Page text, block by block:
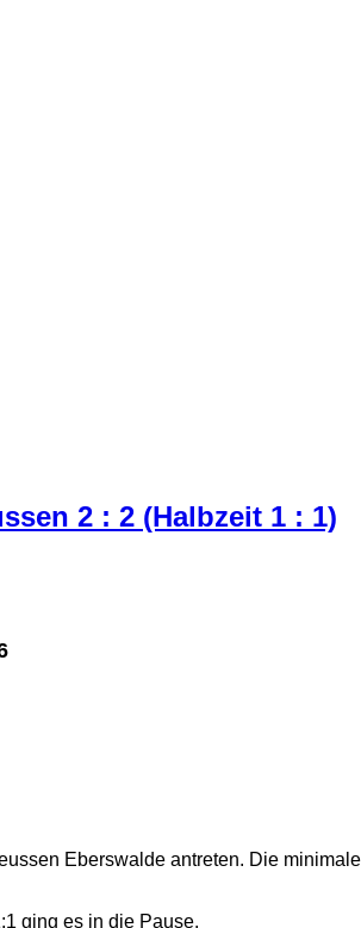
2 : 2 (Halbzeit 1 : 1)
Eberswalde antreten. Die
ging es in die Pause.